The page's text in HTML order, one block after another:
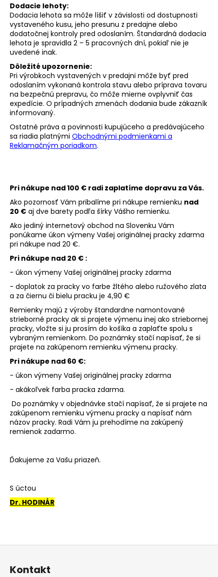
Dodacie lehoty:
Dodacia lehota sa môže líšiť v závislosti od dostupnosti
vystaveného kusu, jeho presunu z predajne alebo
dodatočnej kontroly pred odoslaním. Štandardná dodacia
lehota je spravidla 2 – 5 pracovných dní, pokiaľ nie je
uvedené inak.
Dôležité upozornenie:
Pri výrobkoch vystavených v predajni môže byť pred
odoslaním vykonaná kontrola stavu alebo príprava tovaru
na bezpečnú prepravu, čo môže mierne ovplyvniť čas
expedície. O prípadných zmenách dodania bude zákazník
informovaný.
Ostatné práva a povinnosti kupujúceho a predávajúceho
sa riadia platnými Obchodnými podmienkami a
Reklamačným poriadkom.
Pri nákupe nad 100 € radi zaplatíme dopravu za Vás.
Ako pozornosť Vám pribalíme pri nákupe remienku nad
20 € aj dve barety podľa šírky Vášho remienku.
Ako jediný internetový obchod na Slovenku Vám
ponúkame úkon výmeny Vašej originálnej pracky zdarma
pri nákupe nad 20 €.
Pri nákupe nad 20 € :
- úkon výmeny Vašej originálnej pracky zdarma
- doplatok za pracky vo farbe žltého alebo ružového zlata
a za čiernu či bielu pracku je 4,90 €
Remienky majú z výroby štandardne namontované
strieborné pracky ak si prajete výmenu inej ako striebornej
pracky, vložte si ju prosím do košíka a zaplaťte spolu s
vybraným remienkom. Do poznámky stačí napísať, že si
prajete na zakúpenom remienku výmenu pracky.
Pri nákupe nad 60 €:
- úkon výmeny Vašej originálnej pracky zdarma
- akákoľvek farba pracka zdarma.
Do poznámky v objednávke stačí napísať, že si prajete na
zakúpenom remienku výmenu pracky a napísať nám
názov pracky. Radi Vám ju prehodíme na zakúpený
remienok zadarmo.
Ďakujeme za Vašu priazeň.
S úctou
Dr. HODINÁR
HĽADAŤ
O
d
p
o
r
ú
č
a
KOŽENÝ
ČIERNY
REMIENOK
ALIGÁTORA
E624/00
€169
Z
Kontakt